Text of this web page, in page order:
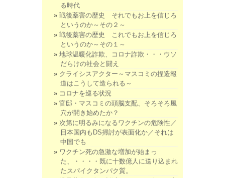
る時代
戦後薬害の歴史 それでもお上を信じろ
というのか～その２～
戦後薬害の歴史 これでもお上を信じろ
というのか～その１～
地球温暖化詐欺、コロナ詐欺・・・ウソ
だらけの社会と闘え
クライシスアクター～マスコミの捏造報
道はこうして造られる～
コロナを巡る状況
官邸・マスコミの頭脳支配、そろそろ風
穴が開き始めたか？
次第に明るみになるワクチンの危険性／
日本国内もDS掃討が表面化か／それは
中国でも
ワクチン死の急激な増加が始まっ
た、・・・・既に十数億人に送り込まれ
たスパイクタンパク質。